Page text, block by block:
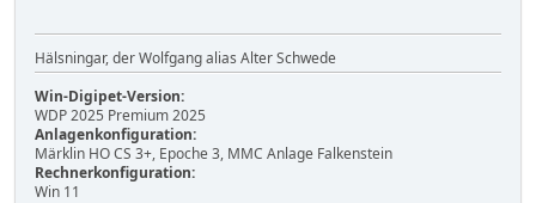
Hälsningar, der Wolfgang alias Alter Schwede
Win-Digipet-Version:
WDP 2025 Premium 2025
Anlagenkonfiguration:
Märklin HO CS 3+, Epoche 3, MMC Anlage Falkenstein
Rechnerkonfiguration:
Win 11